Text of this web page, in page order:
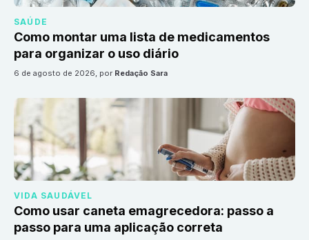
SAÚDE
Como montar uma lista de medicamentos
para organizar o uso diário
6 de agosto de 2026, por Redação Sara
VIDA SAUDÁVEL
Como usar caneta emagrecedora: passo a
passo para uma aplicação correta